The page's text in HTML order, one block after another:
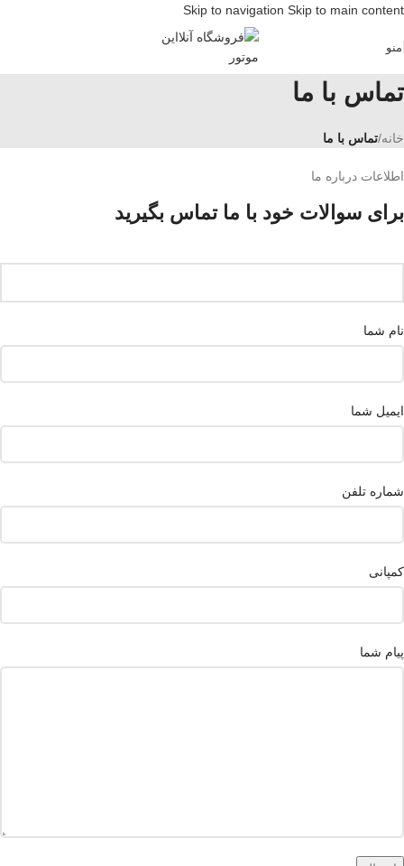
Skip to navigation Skip to main content
منو
تماس با ما
خانه/تماس با ما
اطلاعات درباره ما
برای سوالات خود با ما تماس بگیرید
نام شما
ایمیل شما
شماره تلفن
کمپانی
پیام شما